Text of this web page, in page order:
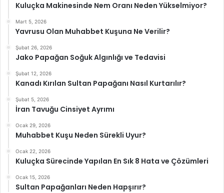
Kuluçka Makinesinde Nem Oranı Neden Yükselmiyor?
Mart 5, 2026
Yavrusu Olan Muhabbet Kuşuna Ne Verilir?
Şubat 26, 2026
Jako Papağan Soğuk Algınlığı ve Tedavisi
Şubat 12, 2026
Kanadı Kırılan Sultan Papağanı Nasıl Kurtarılır?
Şubat 5, 2026
İran Tavuğu Cinsiyet Ayrımı
Ocak 29, 2026
Muhabbet Kuşu Neden Sürekli Uyur?
Ocak 22, 2026
Kuluçka Sürecinde Yapılan En Sık 8 Hata ve Çözümleri
Ocak 15, 2026
Sultan Papağanları Neden Hapşırır?